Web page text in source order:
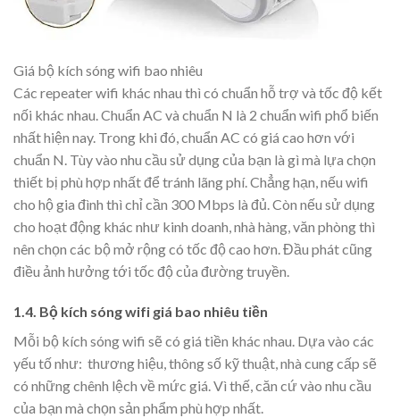
Giá bộ kích sóng wifi bao nhiêu
Các repeater wifi khác nhau thì có chuẩn hỗ trợ và tốc độ kết
nối khác nhau. Chuẩn AC và chuẩn N là 2 chuẩn wifi phổ biến
nhất hiện nay. Trong khi đó, chuẩn AC có giá cao hơn với
chuẩn N. Tùy vào nhu cầu sử dụng của bạn là gì mà lựa chọn
thiết bị phù hợp nhất để tránh lãng phí. Chẳng hạn, nếu wifi
cho hộ gia đình thì chỉ cần 300 Mbps là đủ. Còn nếu sử dụng
cho hoạt động khác như kinh doanh, nhà hàng, văn phòng thì
nên chọn các bộ mở rộng có tốc độ cao hơn. Đầu phát cũng
điều ảnh hưởng tới tốc độ của đường truyền.
1.4. Bộ kích sóng wifi giá bao nhiêu tiền
Mỗi bộ kích sóng wifi sẽ có giá tiền khác nhau. Dựa vào các
yếu tố như: thương hiệu, thông số kỹ thuật, nhà cung cấp sẽ
có những chênh lệch về mức giá. Vì thế, căn cứ vào nhu cầu
của bạn mà chọn sản phẩm phù hợp nhất.